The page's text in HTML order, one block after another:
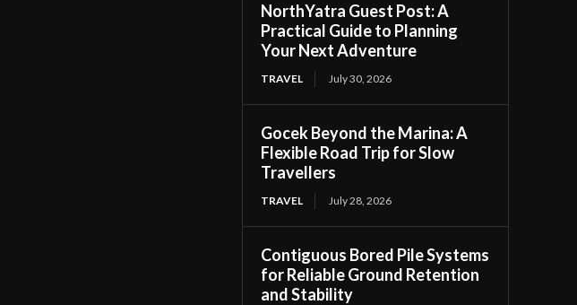
NorthYatra Guest Post: A
Practical Guide to Planning
Your Next Adventure
TRAVEL July 30, 2026
Gocek Beyond the Marina: A
Flexible Road Trip for Slow
Travellers
TRAVEL July 28, 2026
Contiguous Bored Pile Systems
for Reliable Ground Retention
and Stability